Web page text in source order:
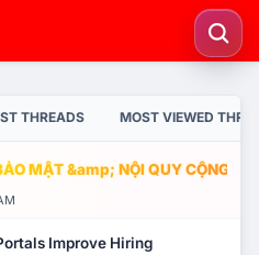
THREADS MOST VIEWED
MẬT &amp; NỘI QUY CỘNG
Improve Hiring